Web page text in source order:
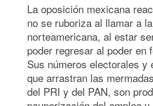
La oposición mexicana
no se ruboriza al llamar a
norteamericana, al estar
poder regresar al poder en
Sus números electorales y
que arrastran las
del PRI y del PAN, son